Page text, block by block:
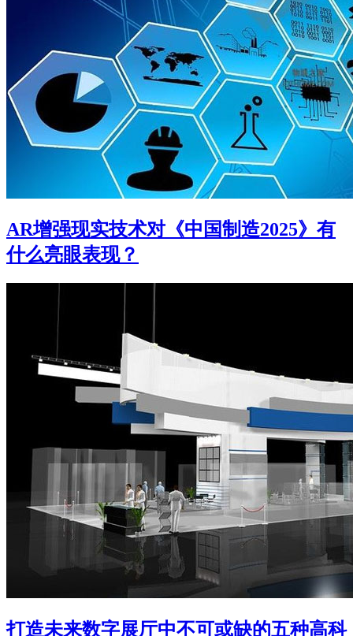
AR增强现实技术对《中国制造2025》有
什么亮眼表现？
打造未来数字展厅中不可或缺的五种高科